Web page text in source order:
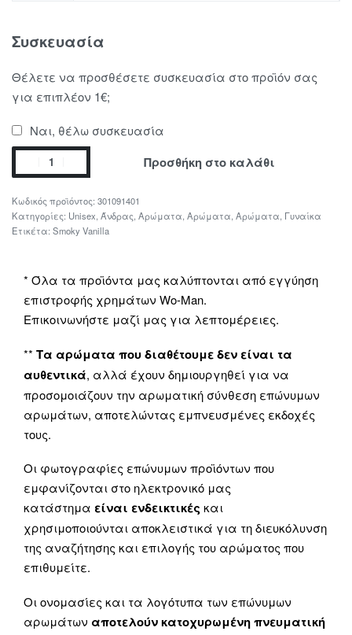
Συσκευασία
Θέλετε να προσθέσετε συσκευασία στο προϊόν σας
για επιπλέον 1€;
Ναι, θέλω συσκευασία
Προσθήκη στο καλάθι
301091401
Κατηγορίες: Unisex Άνδρας Αρώματα Αρώματα Αρώματα Γυναίκα
Ετικέτα: Smoky Vanilla
* Όλα τα προϊόντα μας καλύπτονται από εγγύηση
επιστροφής χρημάτων Wo-Man.
Επικοινωνήστε μαζί μας για λεπτομέρειες.
** Τα αρώματα που διαθέτουμε δεν είναι τα
αυθεντικά, αλλά έχουν δημιουργηθεί για να
προσομοιάζουν την αρωματική σύνθεση επώνυμων
αρωμάτων, αποτελώντας εμπνευσμένες εκδοχές
τους.
Οι φωτογραφίες επώνυμων προϊόντων που
εμφανίζονται στο ηλεκτρονικό μας
κατάστημα είναι ενδεικτικές και
χρησιμοποιούνται αποκλειστικά για τη διευκόλυνση
της αναζήτησης και επιλογής του αρώματος που
επιθυμείτε.
Οι ονομασίες και τα λογότυπα των επώνυμων
αρωμάτων αποτελούν κατοχυρωμένη πνευματική